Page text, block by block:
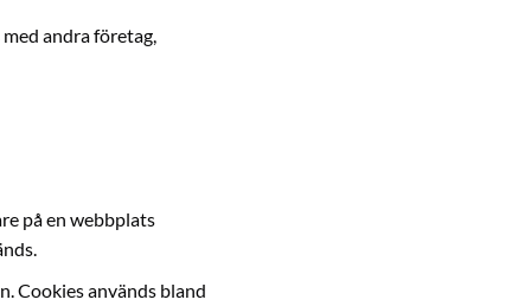
andra företag,
på en webbplats
Cookies används bland